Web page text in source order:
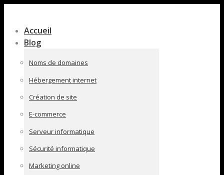
pleine
largeur
Accueil
Blog
Noms de domaines
Hébergement internet
Création de site
E-commerce
Serveur informatique
Sécurité informatique
Marketing online